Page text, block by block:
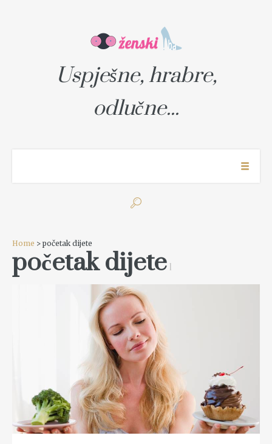
Uspješne, hrabre,
odlučne...
Home > početak dijete
početak dijete 1
READ MORE